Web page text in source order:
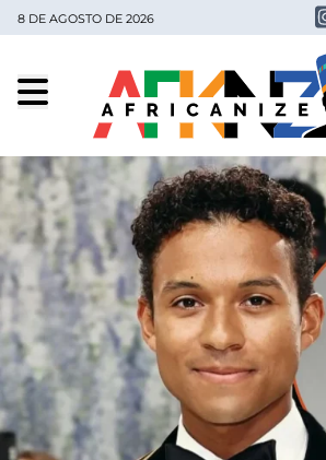
8 DE AGOSTO DE 2026